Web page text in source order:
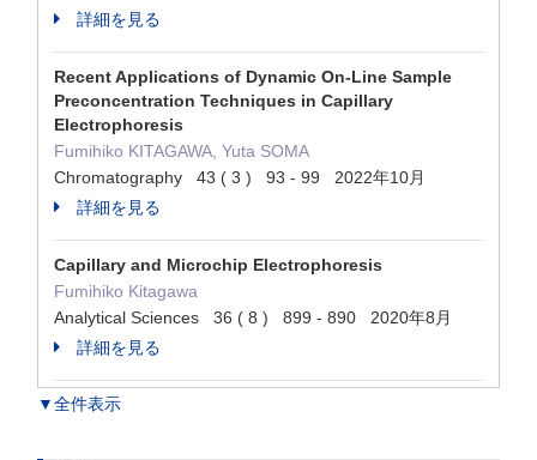
詳細を見る
Recent Applications of Dynamic On-Line Sample
Preconcentration Techniques in Capillary
Electrophoresis
Fumihiko KITAGAWA, Yuta SOMA
Chromatography 43 ( 3 ) 93 - 99 2022年10月
詳細を見る
Capillary and Microchip Electrophoresis
Fumihiko Kitagawa
Analytical Sciences 36 ( 8 ) 899 - 890 2020年8月
詳細を見る
▼全件表示